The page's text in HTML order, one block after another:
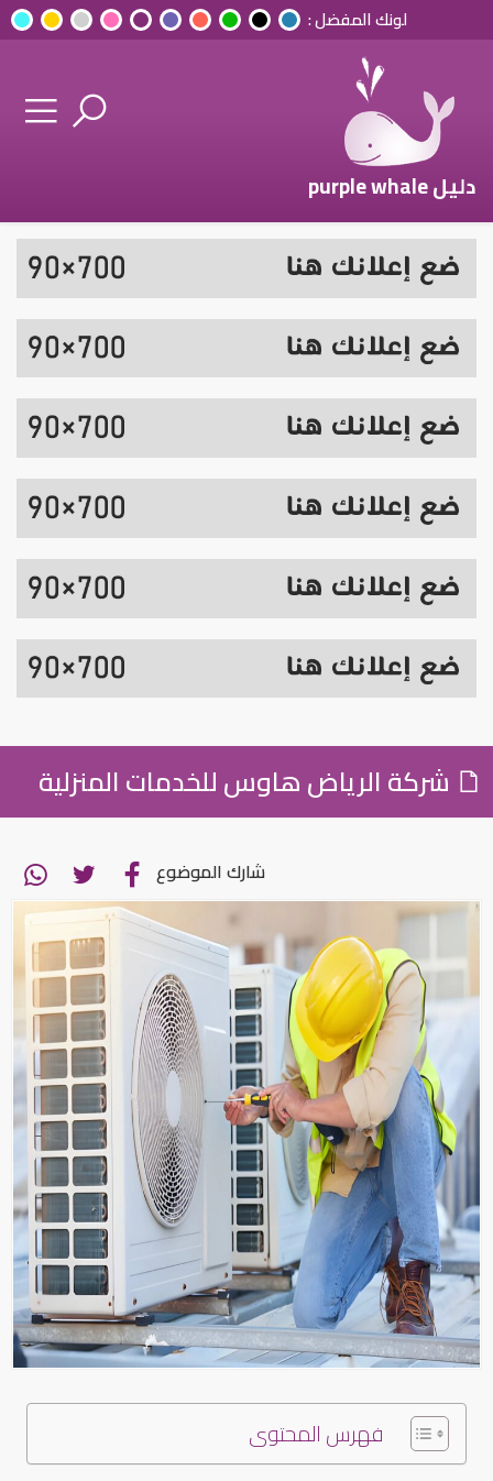
لونك المفضل :
دليل purple whale
شركة الرياض هاوس للخدمات المنزلية
شارك الموضوع
فهرس المحتوى